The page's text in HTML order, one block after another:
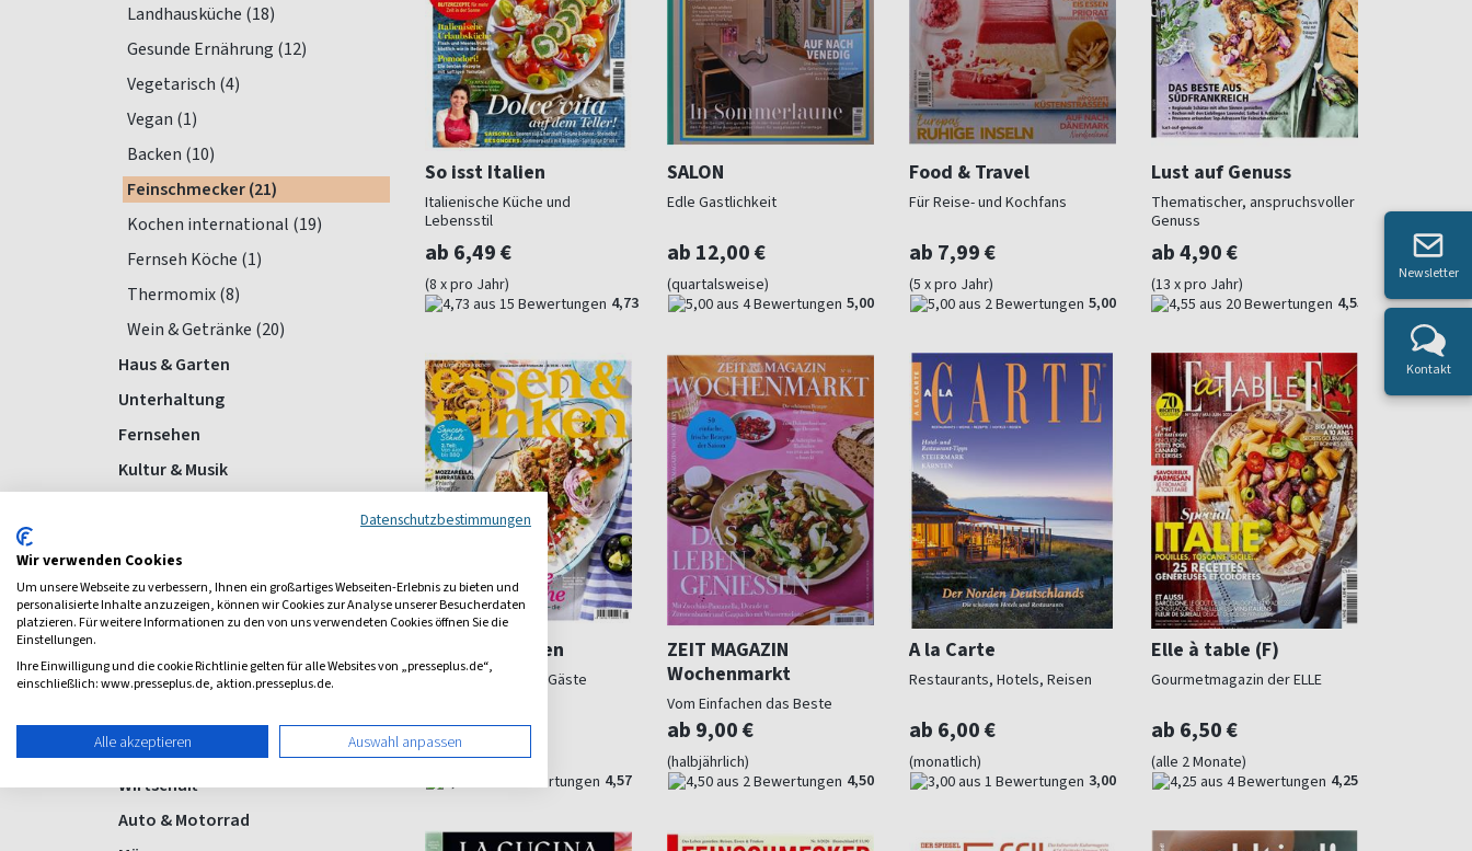
Landhausküche (18)
Gesunde Ernährung (12)
Vegetarisch (4)
Vegan (1)
Backen (10)
Feinschmecker (21)
Kochen international (19)
Fernseh Köche (1)
Thermomix (8)
Wein & Getränke (20)
Haus & Garten
Unterhaltung
Fernsehen
Kultur & Musik
Reise & Region
Gesundheit
Politik
Wirtschaft
Auto & Motorrad
So isst Italien
Italienische Küche und
Lebensstil
ab 6,49 €
(8 x pro Jahr)
4,73
SALON
Edle Gastlichkeit
ab 12,00 €
(quartalsweise)
5,00
Food & Travel
Für Reise- und Kochfans
ab 7,99 €
(5 x pro Jahr)
5,00
Lust auf Genuss
Thematischer, anspruchsvoller
Genuss
ab 4,90 €
(13 x pro Jahr)
4,55
Essen & Trinken
Für Geniesser und Gäste
ab 5,50 €
(13 x pro Jahr)
4,57
ZEIT MAGAZIN
Wochenmarkt
Vom Einfachen das Beste
ab 9,00 €
(halbjährlich)
4,50
A la Carte
Restaurants, Hotels, Reisen
ab 6,00 €
(monatlich)
3,00
Elle à table (F)
Gourmetmagazin der ELLE
ab 6,50 €
(alle 2 Monate)
4,25
Newsletter
Kontakt
Datenschutzbestimmungen
Wir verwenden Cookies
Um unsere Webseite zu verbessern, Ihnen ein großartiges Webseiten-Erlebnis zu bieten und
personalisierte Inhalte anzuzeigen, können wir Cookies zur Analyse unserer Besucherdaten
platzieren. Für weitere Informationen zu den von uns verwendeten Cookies öffnen Sie die
Einstellungen.
Ihre Einwilligung und die cookie Richtlinie gelten für alle Websites von „presseplus.de“,
einschließlich: www.presseplus.de, aktion.presseplus.de.
Alle akzeptieren Auswahl anpassen